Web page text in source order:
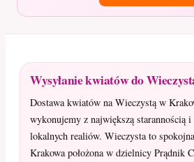
Wysyłanie kwiatów do
Dostawa kwiatów na Wieczystą w
wykonujemy z największą starannością i
lokalnych realiów. Wieczysta to
Krakowa położona w dzielnicy Prądnik